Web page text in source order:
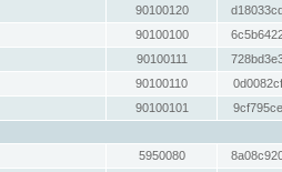
90100120
90100100
90100111
90100110
90100101
5950080